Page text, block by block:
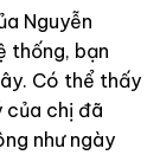
Nguyễn
thống, bạn
Có thể thấy
của chị đã
như ngày